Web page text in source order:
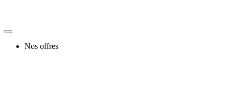
Nos offres